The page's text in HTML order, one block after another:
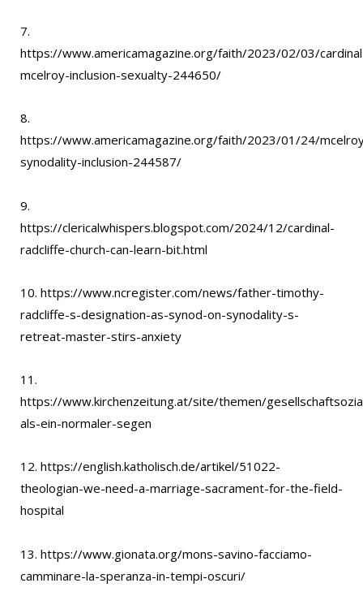
7.
https://www.americamagazine.org/faith/2023/02/03/
mcelroy-inclusion-sexualty-244650/
8.
https://www.americamagazine.org/faith/2023/01/24/
synodality-inclusion-244587/
9.
https://clericalwhispers.blogspot.com/2024/12/cardinal-
radcliffe-church-can-learn-bit.html
10. https://www.ncregister.com/news/father-timothy-
radcliffe-s-designation-as-synod-on-synodality-s-
retreat-master-stirs-anxiety
11.
https://www.kirchenzeitung.at/site/themen/
als-ein-normaler-segen
12. https://english.katholisch.de/artikel/51022-
theologian-we-need-a-marriage-sacrament-for-the-field-
hospital
13. https://www.gionata.org/mons-savino-facciamo-
camminare-la-speranza-in-tempi-oscuri/